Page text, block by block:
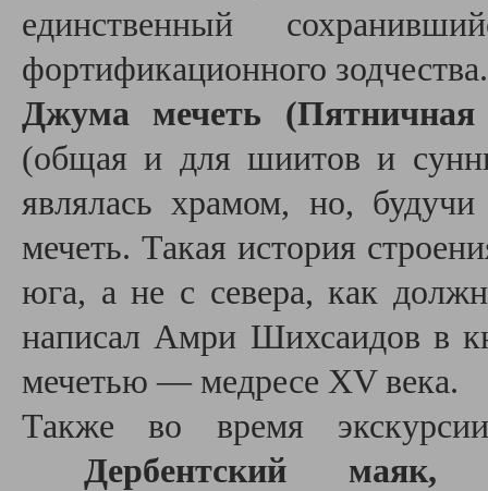
единственный
фортификационного
Джума мечеть (Пятничная
(общая и для шиитов и
являлась храмом, но, будучи
мечеть. Такая история
юга, а не с севера, как
написал Амри Шихсаидов в
мечетью — медресе XV века.
Также во время
Дербентский маяк,